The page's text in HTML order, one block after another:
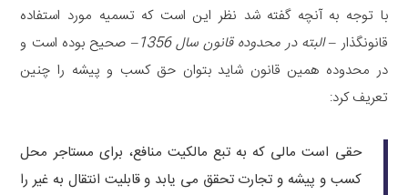
با توجه به آنچه گفته شد نظر این است که تسمیه مورد استفاده
قانونگذار –البته در محدوده قانون سال 1356
– صحیح بوده است و
در محدوده همین قانون شاید بتوان حق کسب و پیشه را چنین
تعریف کرد:
حقی است مالی که به تبع مالکیت منافع، برای مستاجر محل
کسب و پیشه و تجارت تحقق می یابد و قابلیت انتقال به غیر را